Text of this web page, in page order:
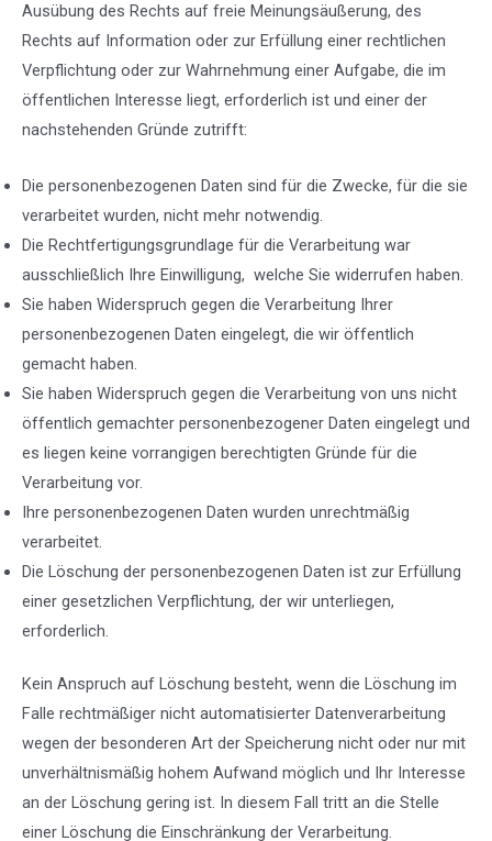
Ausübung des Rechts auf freie Meinungsäußerung, des
Rechts auf Information oder zur Erfüllung einer rechtlichen
Verpflichtung oder zur Wahrnehmung einer Aufgabe, die im
öffentlichen Interesse liegt, erforderlich ist und einer der
nachstehenden Gründe zutrifft:
Die personenbezogenen Daten sind für die Zwecke, für die sie
verarbeitet wurden, nicht mehr notwendig.
Die Rechtfertigungsgrundlage für die Verarbeitung war
ausschließlich Ihre Einwilligung, welche Sie widerrufen haben.
Sie haben Widerspruch gegen die Verarbeitung Ihrer
personenbezogenen Daten eingelegt, die wir öffentlich
gemacht haben.
Sie haben Widerspruch gegen die Verarbeitung von uns nicht
öffentlich gemachter personenbezogener Daten eingelegt und
es liegen keine vorrangigen berechtigten Gründe für die
Verarbeitung vor.
Ihre personenbezogenen Daten wurden unrechtmäßig
verarbeitet.
Die Löschung der personenbezogenen Daten ist zur Erfüllung
einer gesetzlichen Verpflichtung, der wir unterliegen,
erforderlich.
Kein Anspruch auf Löschung besteht, wenn die Löschung im
Falle rechtmäßiger nicht automatisierter Datenverarbeitung
wegen der besonderen Art der Speicherung nicht oder nur mit
unverhältnismäßig hohem Aufwand möglich und Ihr Interesse
an der Löschung gering ist. In diesem Fall tritt an die Stelle
einer Löschung die Einschränkung der Verarbeitung.